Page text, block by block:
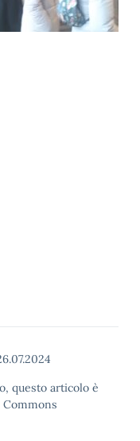
questo articolo è